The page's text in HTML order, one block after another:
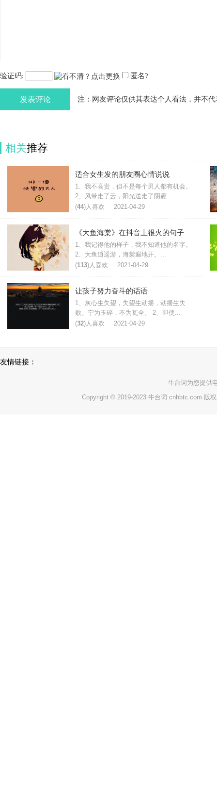
验证码: 匿名?
发表评论 注：网友评论仅供其表达个人看法，并不
相关推荐
适合女生发的朋友圈心情说说
1、我不高贵，但不是每个男人都有机会。
2、风带走了云，阳光送走了阴霾...
(44)人喜欢 2021-04-29
《大鱼海棠》在抖音上很火的句子
1、我记得他的样子，我不知道他的名字。
2、大鱼逍遥游，海棠遍地开。...
(113)人喜欢 2021-04-29
让孩子努力奋斗的话语
1、灰心生失望，失望生动摇，动摇生失
败。宁为玉碎，不为瓦全。 2、即使...
(32)人喜欢 2021-04-29
友情链接：
牛台词 为您提供
Copyright © 2019-2023 牛台词 cnhbtc.com 版